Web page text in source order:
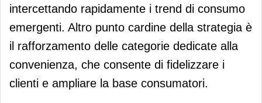
intercettando rapidamente i trend di consumo
emergenti. Altro punto cardine della strategia è
il rafforzamento delle categorie dedicate alla
convenienza, che consente di fidelizzare i
clienti e ampliare la base consumatori.